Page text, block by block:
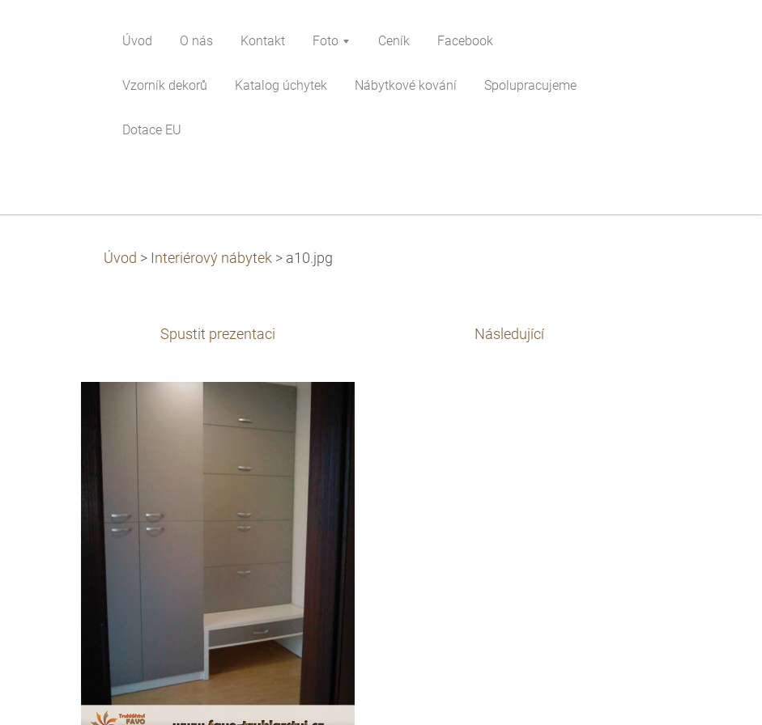
Úvod O nás Kontakt Foto Ceník Facebook
Vzorník dekorů Katalog úchytek Nábytkové kování Spolupracujeme
Dotace EU
Úvod > Interiérový nábytek > a10.jpg
Spustit prezentaci Následující